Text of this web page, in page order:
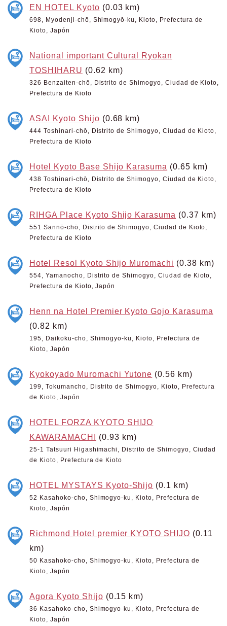
EN HOTEL Kyoto (0.03 km)
698, Myodenji-chō, Shimogyō-ku, Kioto, Prefectura de
Kioto, Japón
National important Cultural Ryokan
TOSHIHARU (0.62 km)
326 Benzaiten-chō, Distrito de Shimogyo, Ciudad de Kioto,
Prefectura de Kioto
ASAI Kyoto Shijo (0.68 km)
444 Toshinari-chō, Distrito de Shimogyo, Ciudad de Kioto,
Prefectura de Kioto
Hotel Kyoto Base Shijo Karasuma (0.65 km)
438 Toshinari-chō, Distrito de Shimogyo, Ciudad de Kioto,
Prefectura de Kioto
RIHGA Place Kyoto Shijo Karasuma (0.37 km)
551 Sannō-chō, Distrito de Shimogyo, Ciudad de Kioto,
Prefectura de Kioto
Hotel Resol Kyoto Shijo Muromachi (0.38 km)
554, Yamanocho, Distrito de Shimogyo, Ciudad de Kioto,
Prefectura de Kioto, Japón
Henn na Hotel Premier Kyoto Gojo Karasuma
(0.82 km)
195, Daikoku-cho, Shimogyo-ku, Kioto, Prefectura de
Kioto, Japón
Kyokoyado Muromachi Yutone (0.56 km)
199, Tokumancho, Distrito de Shimogyo, Kioto, Prefectura
de Kioto, Japón
HOTEL FORZA KYOTO SHIJO
KAWARAMACHI (0.93 km)
25-1 Tatsuuri Higashimachi, Distrito de Shimogyo, Ciudad
de Kioto, Prefectura de Kioto
HOTEL MYSTAYS Kyoto-Shijo (0.1 km)
52 Kasahoko-cho, Shimogyo-ku, Kioto, Prefectura de
Kioto, Japón
Richmond Hotel premier KYOTO SHIJO (0.11
km)
50 Kasahoko-cho, Shimogyo-ku, Kioto, Prefectura de
Kioto, Japón
Agora Kyoto Shijo (0.15 km)
36 Kasahoko-cho, Shimogyo-ku, Kioto, Prefectura de
Kioto, Japón